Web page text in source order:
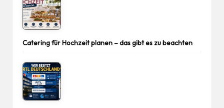
Catering für Hochzeit planen – das gibt es zu beachten